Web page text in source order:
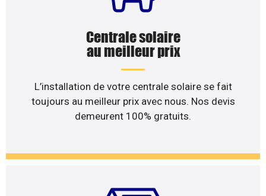
Centrale solaire
au meilleur prix
L’installation de votre centrale solaire se fait
toujours au meilleur prix avec nous. Nos devis
demeurent 100% gratuits.